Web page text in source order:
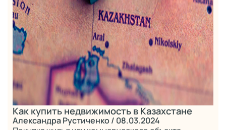
Как купить недвижимость в Казахстане
Александра Рустиченко/ 08.03.2024